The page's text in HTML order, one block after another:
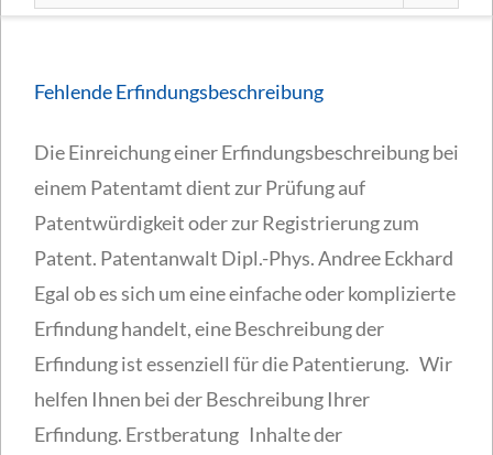
Fehlende Erfindungsbeschreibung
Die Einreichung einer Erfindungsbeschreibung bei
einem Patentamt dient zur Prüfung auf
Patentwürdigkeit oder zur Registrierung zum
Patent. Patentanwalt Dipl.-Phys. Andree Eckhard
Egal ob es sich um eine einfache oder komplizierte
Erfindung handelt, eine Beschreibung der
Erfindung ist essenziell für die Patentierung. Wir
helfen Ihnen bei der Beschreibung Ihrer
Erfindung. Erstberatung Inhalte der